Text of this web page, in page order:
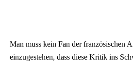
Man muss kein Fan der französischen
einzugestehen, dass diese Kritik ins